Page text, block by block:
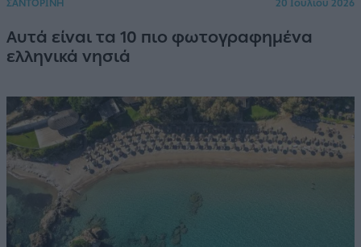
ΣΑΝΤΟΡΙΝΗ 20 Ιουλίου 2026
Αυτά είναι τα 10 πιο φωτογραφημένα
ελληνικά νησιά